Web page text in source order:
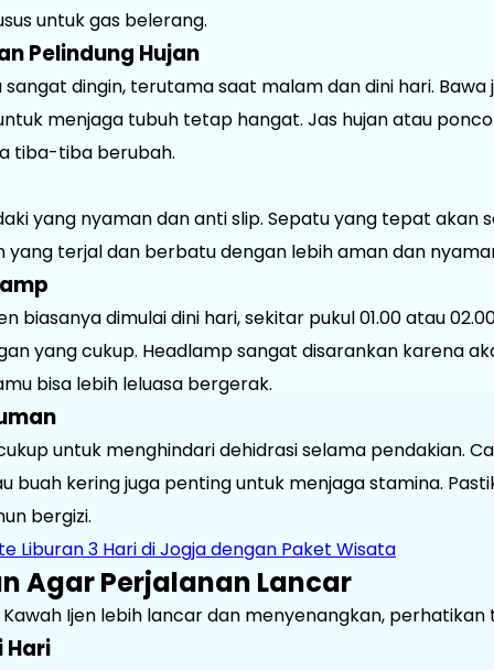
untuk gas belerang.
Pelindung Hujan
sangat dingin, terutama saat malam dan dini hari.
menjaga tubuh tetap hangat. Jas hujan atau
tiba-tiba berubah.
yang nyaman dan anti slip. Sepatu yang tepat akan
yang terjal dan berbatu dengan lebih aman dan
biasanya dimulai dini hari, sekitar pukul 01.00 atau
yang cukup. Headlamp sangat disarankan karena
bisa lebih leluasa bergerak.
untuk menghindari dehidrasi selama pendakian.
buah kering juga penting untuk menjaga stamina.
bergizi.
Liburan 3 Hari di Jogja dengan Paket Wisata
Agar Perjalanan Lancar
Ijen lebih lancar dan menyenangkan, perhatikan
Hari